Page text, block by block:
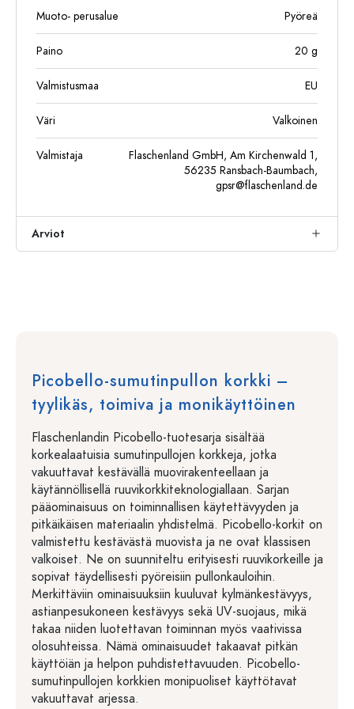
Muoto- perusalue Pyöreä
Paino 20 g
Valmistusmaa EU
Väri Valkoinen
Valmistaja
Flaschenland GmbH, Am Kirchenwald 1,
56235 Ransbach-Baumbach,
gpsr@flaschenland.de
Arviot
Picobello-sumutinpullon korkki –
tyylikäs, toimiva ja monikäyttöinen
Flaschenlandin Picobello-tuotesarja sisältää
korkealaatuisia sumutinpullojen korkkeja, jotka
vakuuttavat kestävällä muovirakenteellaan ja
käytännöllisellä ruuvikorkkiteknologiallaan. Sarjan
pääominaisuus on toiminnallisen käytettävyyden ja
pitkäikäisen materiaalin yhdistelmä. Picobello-korkit on
valmistettu kestävästä muovista ja ne ovat klassisen
valkoiset. Ne on suunniteltu erityisesti ruuvikorkeille ja
sopivat täydellisesti pyöreisiin pullonkauloihin.
Merkittäviin ominaisuuksiin kuuluvat kylmänkestävyys,
astianpesukoneen kestävyys sekä UV-suojaus, mikä
takaa niiden luotettavan toiminnan myös vaativissa
olosuhteissa. Nämä ominaisuudet takaavat pitkän
käyttöiän ja helpon puhdistettavuuden. Picobello-
sumutinpullojen korkkien monipuoliset käyttötavat
vakuuttavat arjessa.